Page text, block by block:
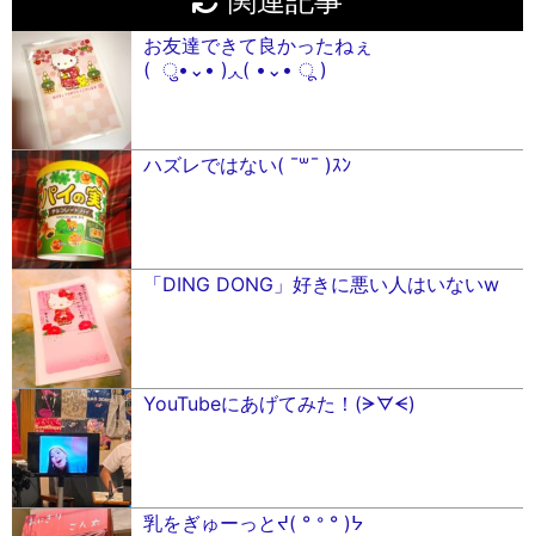
お友達できて良かったねぇ
( ु•⌄• )◞◟( •⌄• ू )
ハズレではない( ¯꒳¯ )ｽﾝ
「DING DONG」好きに悪い人はいないw
YouTubeにあげてみた！(ᗒᗊᗕ)
乳をぎゅーっとᔪ( ° ᐤ ° )ᔭ